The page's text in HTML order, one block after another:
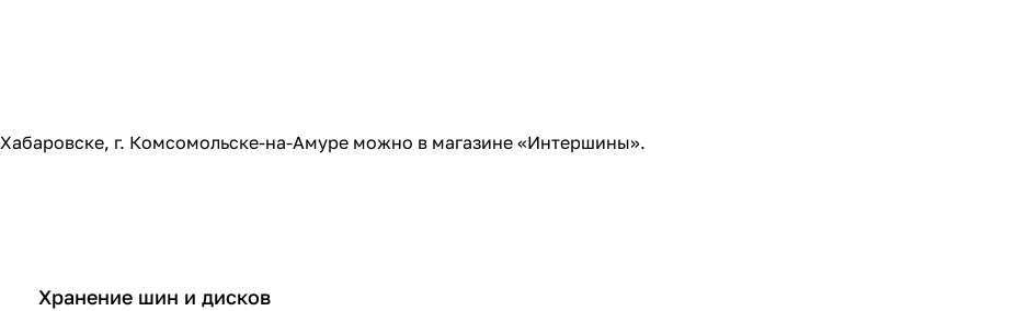
Хабаровске, г. Комсомольске-на-Амуре можно в магазине «Интершины».
Хранение шин и дисков